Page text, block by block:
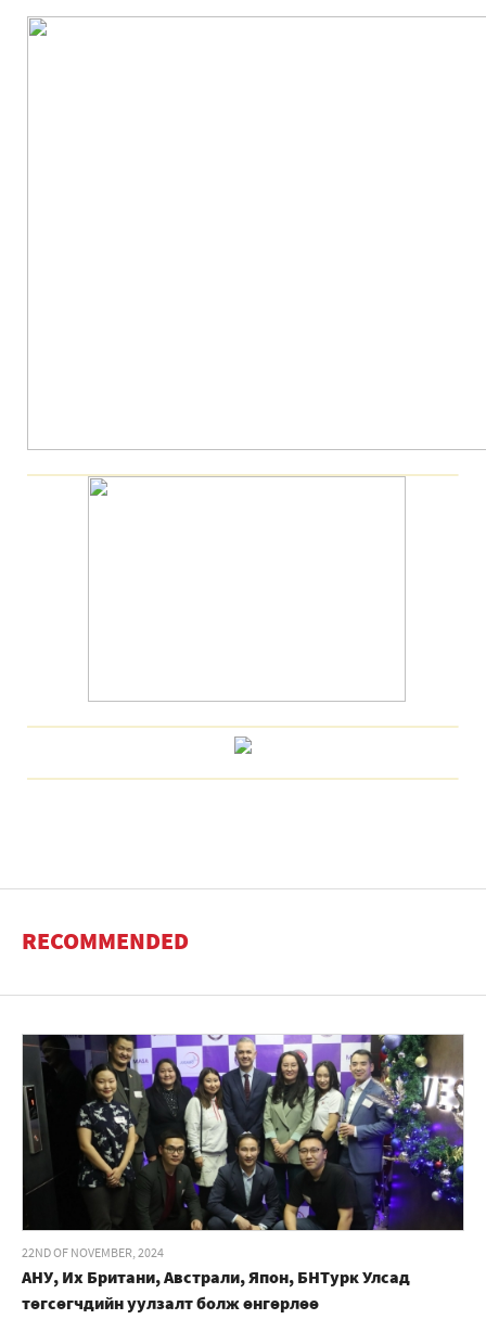
RECOMMENDED
22ND OF NOVEMBER, 2024
АНУ, Их Британи, Австрали, Япон, БНТурк Улсад
төгсөгчдийн уулзалт болж өнгөрлөө